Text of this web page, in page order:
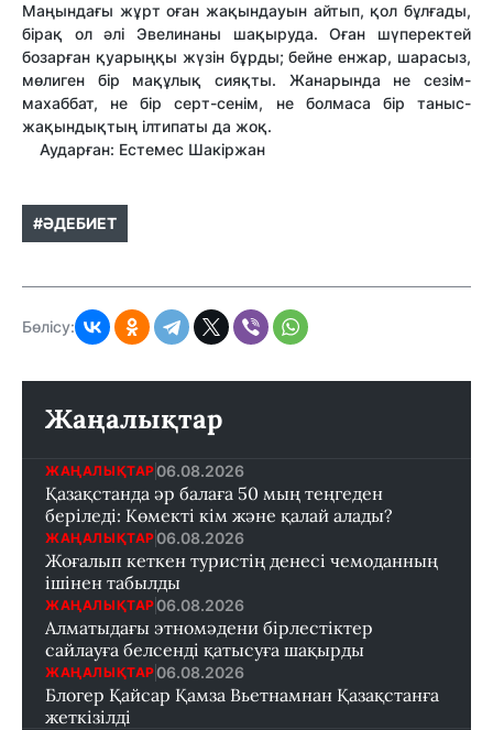
Маңындағы жұрт оған жақындауын айтып, қол бұлғады,
бірақ ол әлі Эвелинаны шақыруда. Оған шүперектей
бозарған қуарыңқы жүзін бұрды; бейне енжар, шарасыз,
мөлиген бір мақұлық сияқты. Жанарында не сезім-
махаббат, не бір серт-сенім, не болмаса бір таныс-
жақындықтың ілтипаты да жоқ.
Аударған: Естемес Шакіржан
#ӘДЕБИЕТ
Бөлісу:
Жаңалықтар
ЖАҢАЛЫҚТАР 06.08.2026
Қазақстанда әр балаға 50 мың теңгеден
беріледі: Көмекті кім және қалай алады?
ЖАҢАЛЫҚТАР 06.08.2026
Жоғалып кеткен туристің денесі чемоданның
ішінен табылды
ЖАҢАЛЫҚТАР 06.08.2026
Алматыдағы этномәдени бірлестіктер
сайлауға белсенді қатысуға шақырды
ЖАҢАЛЫҚТАР 06.08.2026
Блогер Қайсар Қамза Вьетнамнан Қазақстанға
жеткізілді